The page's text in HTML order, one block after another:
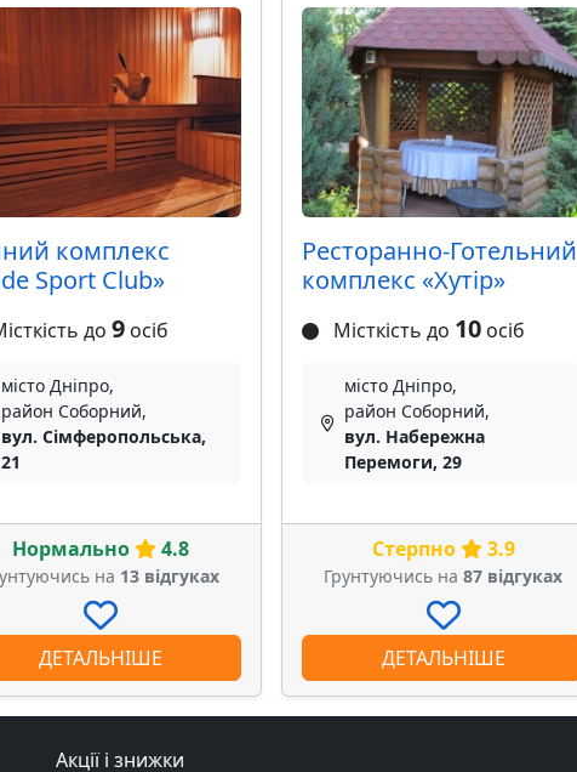
комплекс
Sport Club»
до 9 осіб
місто Дніпро,
район Соборний,
вул. Сімферопольська,
21
Нормально 4.8
на 13 відгуках
ДЕТАЛЬНІШЕ
Ресторанно-Готельний
комплекс «Хутір»
Місткість до 10 осіб
місто Дніпро,
район Соборний,
вул. Набережна
Перемоги, 29
Стерпно 3.9
Грунтуючись на 87 відгуках
ДЕТАЛЬНІШЕ
Акції і знижки